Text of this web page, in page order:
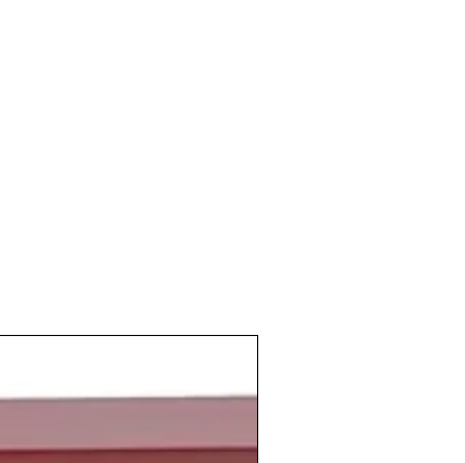
Seat 600costaba 65.000 pesetas y
de 15 pesetas el litro y el
podría ser un